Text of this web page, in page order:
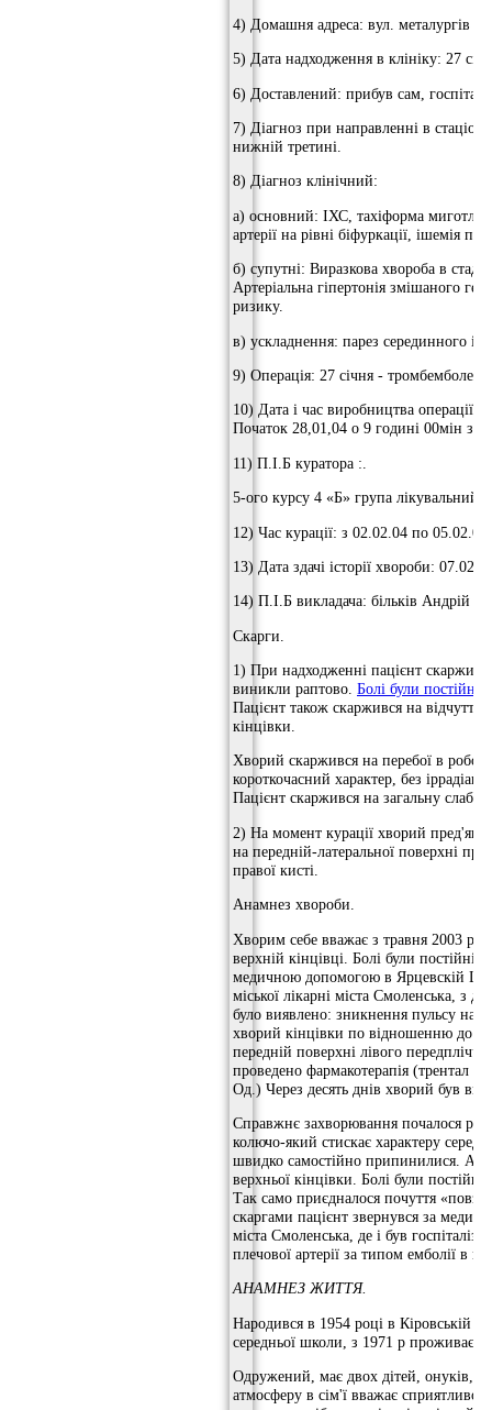
4) Домашня адреса: вул. металургів
5) Дата надходження в клініку: 27
6) Доставлений: прибув сам,
7) Діагноз при направленні в
нижній третині.
8) Діагноз клінічний:
а) основний: ІХС, тахіформа
артерії на рівні біфуркації, ішемія
б) супутні: Виразкова хвороба в стадії
Артеріальна гіпертонія змішаного
ризику.
в) ускладнення: парез серединного і
9) Операція: 27 січня -
10) Дата і час виробництва операції:
Початок 28,01,04 о 9 годині 00мін
11) П.І.Б куратора :.
5-ого курсу 4 «Б» група лікувальний
12) Час курації: з 02.02.04 по 05.02.04
13) Дата здачі історії хвороби:
14) П.І.Б викладача: більків Андрій
Скарги.
1) При надходженні пацієнт
виникли раптово. Болі були постійні
Пацієнт також скаржився на
кінцівки.
Хворий скаржився на перебої в
короткочасний характер, без
Пацієнт скаржився на загальну
2) На момент курації хворий
на передній-латеральної поверхні
правої кисті.
Анамнез хвороби.
Хворим себе вважає з травня 2003
верхній кінцівці. Болі були постійні,
медичною допомогою в Ярцевскій
міської лікарні міста Смоленська, з
було виявлено: зникнення пульсу на
хворий кінцівки по відношенню до
передній поверхні лівого
проведено фармакотерапія (трентал
Од.) Через десять днів хворий був
Справжнє захворювання почалося
колючо-який стискає характеру
швидко самостійно припинилися. Але
верхньої кінцівки. Болі були
Так само приєдналося почуття
скаргами пацієнт звернувся за
міста Смоленська, де і був
плечової артерії за типом емболії в
АНАМНЕЗ ЖИТТЯ.
Народився в 1954 році в Кіровській
середньої школи, з 1971 р проживає
Одружений, має двох дітей, онуків,
атмосферу в сім'ї вважає